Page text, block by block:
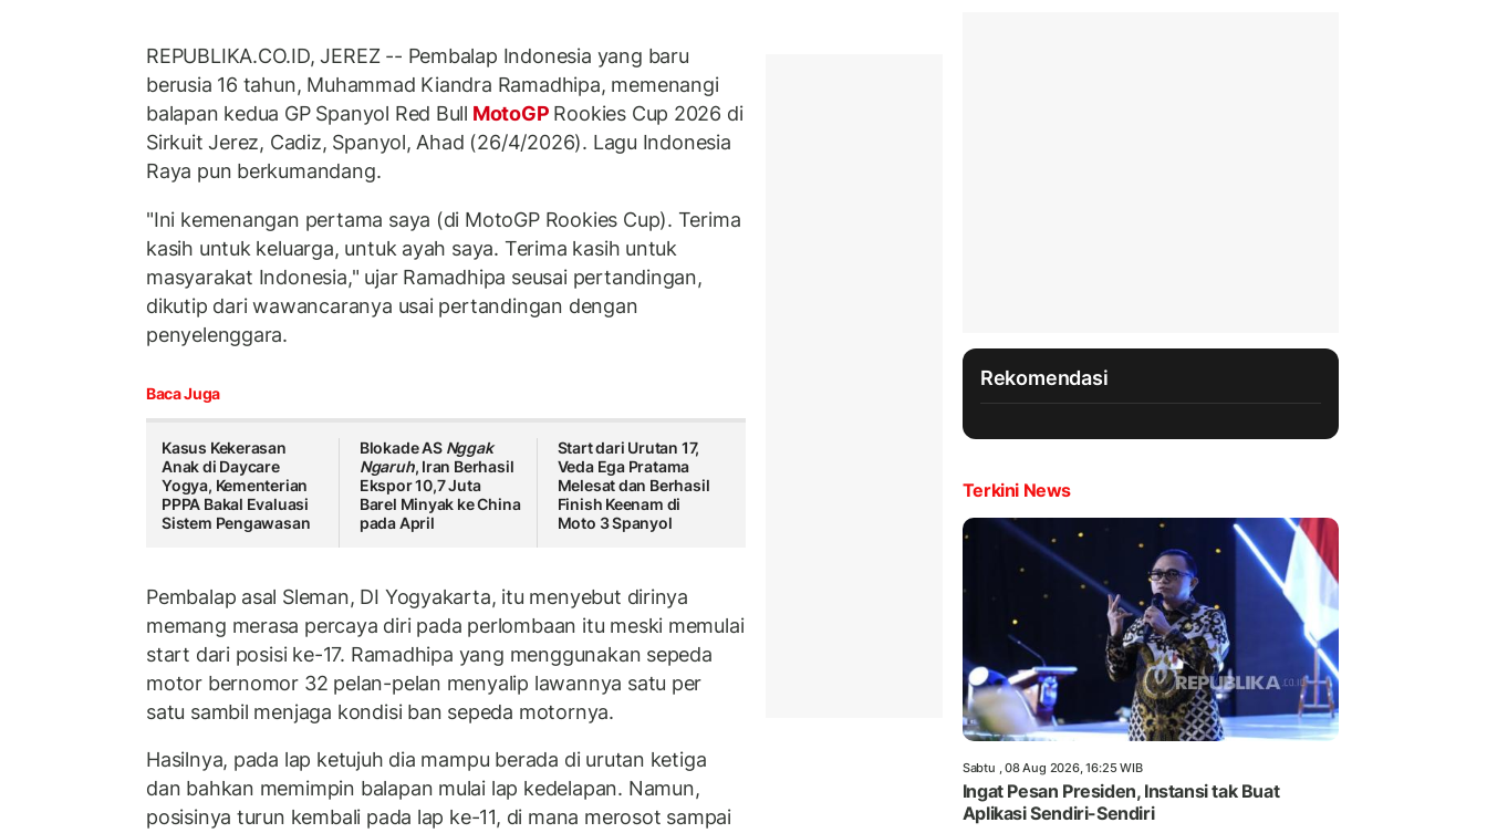
REPUBLIKA.CO.ID, JEREZ -- Pembalap Indonesia yang baru
berusia 16 tahun, Muhammad Kiandra Ramadhipa, memenangi
balapan kedua GP Spanyol Red Bull MotoGP Rookies Cup 2026 di
Sirkuit Jerez, Cadiz, Spanyol, Ahad (26/4/2026). Lagu Indonesia
Raya pun berkumandang.
"Ini kemenangan pertama saya (di MotoGP Rookies Cup). Terima
kasih untuk keluarga, untuk ayah saya. Terima kasih untuk
masyarakat Indonesia," ujar Ramadhipa seusai pertandingan,
dikutip dari wawancaranya usai pertandingan dengan
penyelenggara.
Baca Juga
Kasus Kekerasan
Anak di Daycare
Yogya, Kementerian
PPPA Bakal Evaluasi
Sistem Pengawasan
Blokade AS Nggak
Ngaruh, Iran Berhasil
Ekspor 10,7 Juta
Barel Minyak ke China
pada April
Start dari Urutan 17,
Veda Ega Pratama
Melesat dan Berhasil
Finish Keenam di
Moto 3 Spanyol
Pembalap asal Sleman, DI Yogyakarta, itu menyebut dirinya
memang merasa percaya diri pada perlombaan itu meski memulai
start dari posisi ke-17. Ramadhipa yang menggunakan sepeda
motor bernomor 32 pelan-pelan menyalip lawannya satu per
satu sambil menjaga kondisi ban sepeda motornya.
Hasilnya, pada lap ketujuh dia mampu berada di urutan ketiga
dan bahkan memimpin balapan mulai lap kedelapan. Namun,
posisinya turun kembali pada lap ke-11, di mana merosot sampai
Rekomendasi
Terkini News
Sabtu , 08 Aug 2026, 16:25 WIB
Ingat Pesan Presiden, Instansi tak Buat
Aplikasi Sendiri-Sendiri